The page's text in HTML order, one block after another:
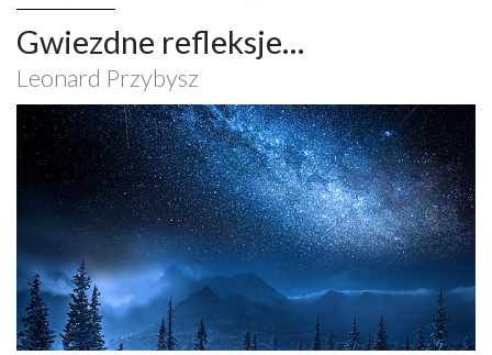
Gwiezdne refleksje…
Leonard Przybysz